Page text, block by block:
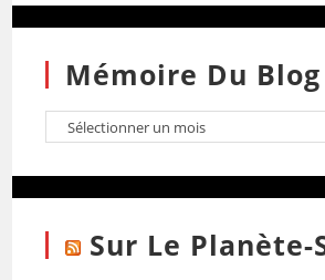
Mémoire Du Blog
Sur Le Planète-